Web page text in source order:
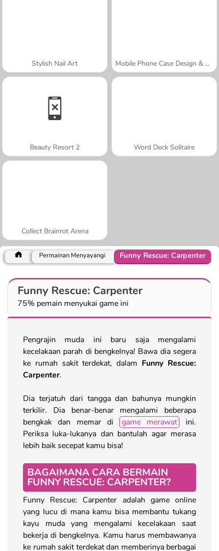
Stylish Nail Art Mobile Phone Case Design & DIY
Beauty Resort 2 Word Deck Solitaire
Collect Brainrot Arena
Permainan Menyayangi Funny Rescue: Carpenter
Funny Rescue: Carpenter
75% pemain menyukai game ini
Pengrajin muda ini baru saja mengalami
kecelakaan parah di bengkelnya! Bawa dia segera
ke rumah sakit terdekat, dalam Funny Rescue:
Carpenter.
Dia terjatuh dari tangga dan bahunya mungkin
terkilir. Dia benar-benar mengalami beberapa
bengkak dan memar di
game merawat
ini.
Periksa luka-lukanya dan bantulah agar merasa
lebih baik secepat kamu bisa!
BAGAIMANA CARA BERMAIN
FUNNY RESCUE: CARPENTER?
Funny Rescue: Carpenter adalah game online
yang lucu di mana kamu bisa membantu tukang
kayu muda yang mengalami kecelakaan saat
bekerja di bengkelnya. Kamu harus membawanya
ke rumah sakit terdekat dan memberinya berbagai